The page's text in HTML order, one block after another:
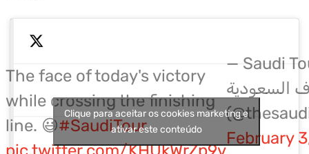
The face of today's victory
while crossing the finishing
line. 😃#SaudiTour
— Saudi
السعودية
February
Clique para aceitar os cookies marketing e
ativar este conteúdo